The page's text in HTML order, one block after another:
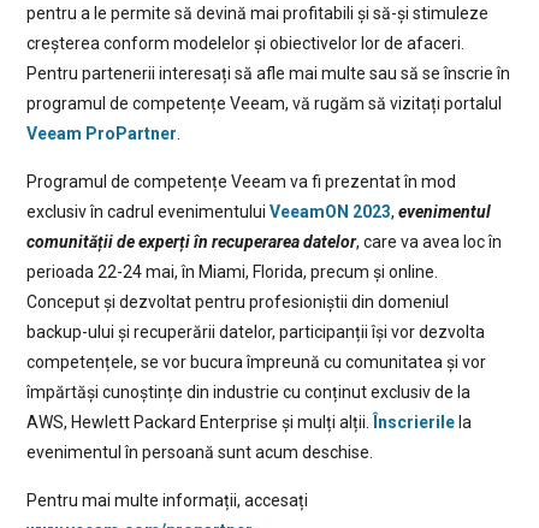
pentru a le permite să devină mai profitabili și să-și stimuleze
creșterea conform modelelor și obiectivelor lor de afaceri.
Pentru partenerii interesați să afle mai multe sau să se înscrie în
programul de competențe Veeam, vă rugăm să vizitați portalul
Veeam ProPartner
Programul de competențe Veeam va fi prezentat în mod
exclusiv în cadrul evenimentului VeeamON 2023, evenimentul
comunității de experți în recuperarea datelor, care va avea loc în
perioada 22-24 mai, în Miami, Florida, precum și online.
Conceput și dezvoltat pentru profesioniștii din domeniul
backup-ului și recuperării datelor, participanții își vor dezvolta
competențele, se vor bucura împreună cu comunitatea și vor
împărtăși cunoștințe din industrie cu conținut exclusiv de la
AWS, Hewlett Packard Enterprise și mulți alții.
Înscrierilela
evenimentul în persoană sunt acum deschise.
Pentru mai multe informații, accesați